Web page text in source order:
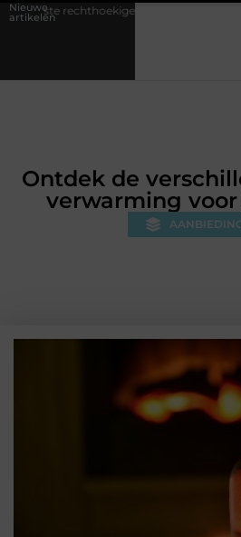
Nieuwe
artikelen
trampoline kiezen voor jouw tuin
Ontdek de
verwarming